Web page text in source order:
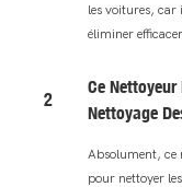
les voitures,
éliminer
2
Ce
Nettoyage
Absolument, ce
pour nettoyer